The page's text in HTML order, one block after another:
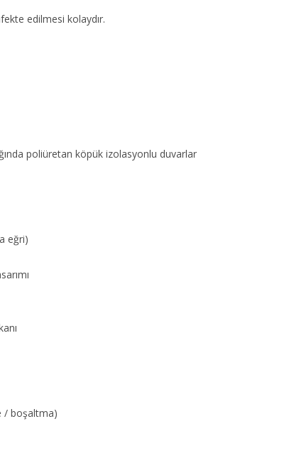
edilmesi kolaydır.
poliüretan köpük izolasyonlu duvarlar
eğri)
/ boşaltma)